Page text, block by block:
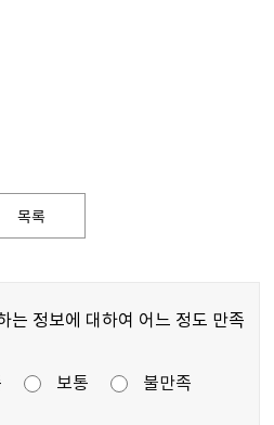
목록
는 정보에 대하여 어느 정도 만족
보통
불만족